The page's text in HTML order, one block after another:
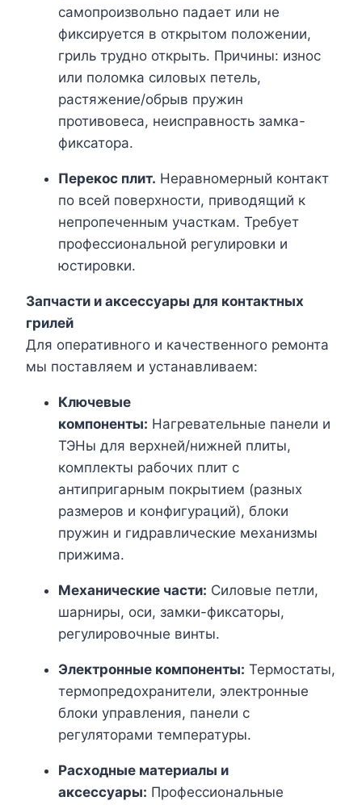
самопроизвольно падает или не
фиксируется в открытом положении,
гриль трудно открыть. Причины: износ
или поломка силовых петель,
растяжение/обрыв пружин
противовеса, неисправность замка-
фиксатора.
Перекос плит. Неравномерный контакт
по всей поверхности, приводящий к
непропеченным участкам. Требует
профессиональной регулировки и
юстировки.
Запчасти и аксессуары для контактных
грилей
Для оперативного и качественного ремонта
мы поставляем и устанавливаем:
Ключевые
компоненты: Нагревательные панели и
ТЭНы для верхней/нижней плиты,
комплекты рабочих плит с
антипригарным покрытием (разных
размеров и конфигураций), блоки
пружин и гидравлические механизмы
прижима.
Механические части: Силовые петли,
шарниры, оси, замки-фиксаторы,
регулировочные винты.
Электронные компоненты: Термостаты,
термопредохранители, электронные
блоки управления, панели с
регуляторами температуры.
Расходные материалы и
аксессуары: Профессиональные